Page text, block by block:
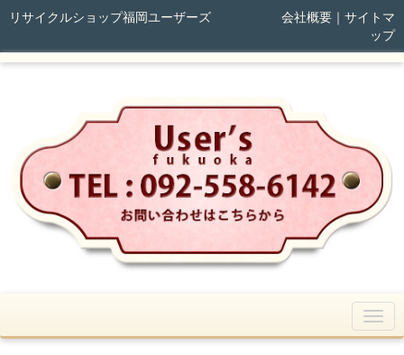
リサイクルショップ福岡ユーザーズ 会社概要｜ サイトマ
ップ